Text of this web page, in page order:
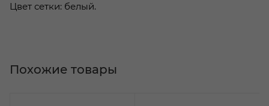
Цвет сетки: белый.
Похожие товары